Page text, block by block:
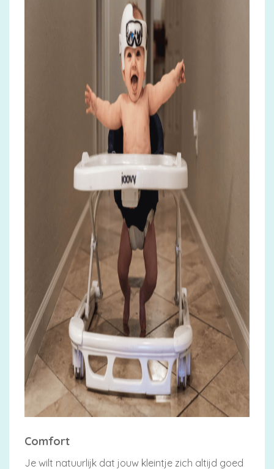
vergelijken
Comfort
Je wilt natuurlijk dat jouw kleintje zich altijd goed